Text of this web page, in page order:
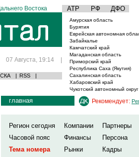
Востока АТР РФ ДФО
07 Августа, 19:14 |
| RSS |
Амурская область
Бурятия
Еврейская автономная
Забайкалье
Камчатский край
Магаданская область
Приморский край
Республика Саха (Якутия)
Сахалинская область
Хабаровский край
Чукотский автономный округ
главная Рекомендует:
Регион сегодня Компании Партнеры
Часовой пояс
Финансы Персона
Тема номера
Рынки Кадры